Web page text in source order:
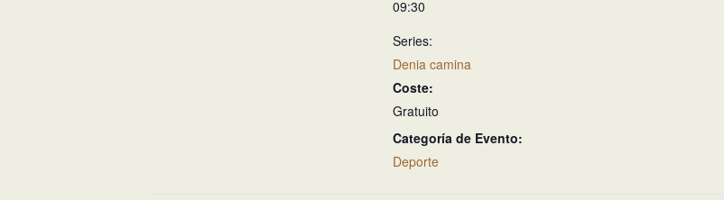
09:30
Series:
Denia camina
Coste:
Gratuito
Categoría de Evento:
Deporte